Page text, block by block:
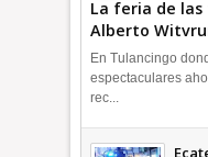
La feria de las
Alberto
En Tulancingo
espectaculares
rec...